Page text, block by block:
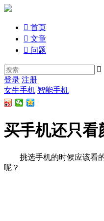
 首页
 文章
 问题

登录 注册
女生手机 智能手机
买手机还只看
挑选手机的时候应该看的
呢？